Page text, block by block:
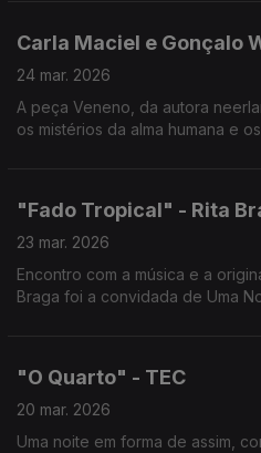
Carla Maciel e Gonçalo
24 mar. 2026
A peça Veneno, da autora neerlandesa Lot Vekemans, revela
os mistérios da alma humana e
"Fado Tropical" - Rita
23 mar. 2026
Encontro com a música e a
Braga foi a convidada de Uma
"O Quarto" - TEC
20 mar. 2026
Uma noite em forma de assim,